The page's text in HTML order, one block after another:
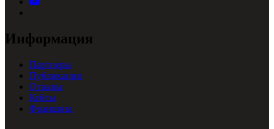
Информация
Партнеры
Публикации
Отзывы
Кейсы
Франшиза